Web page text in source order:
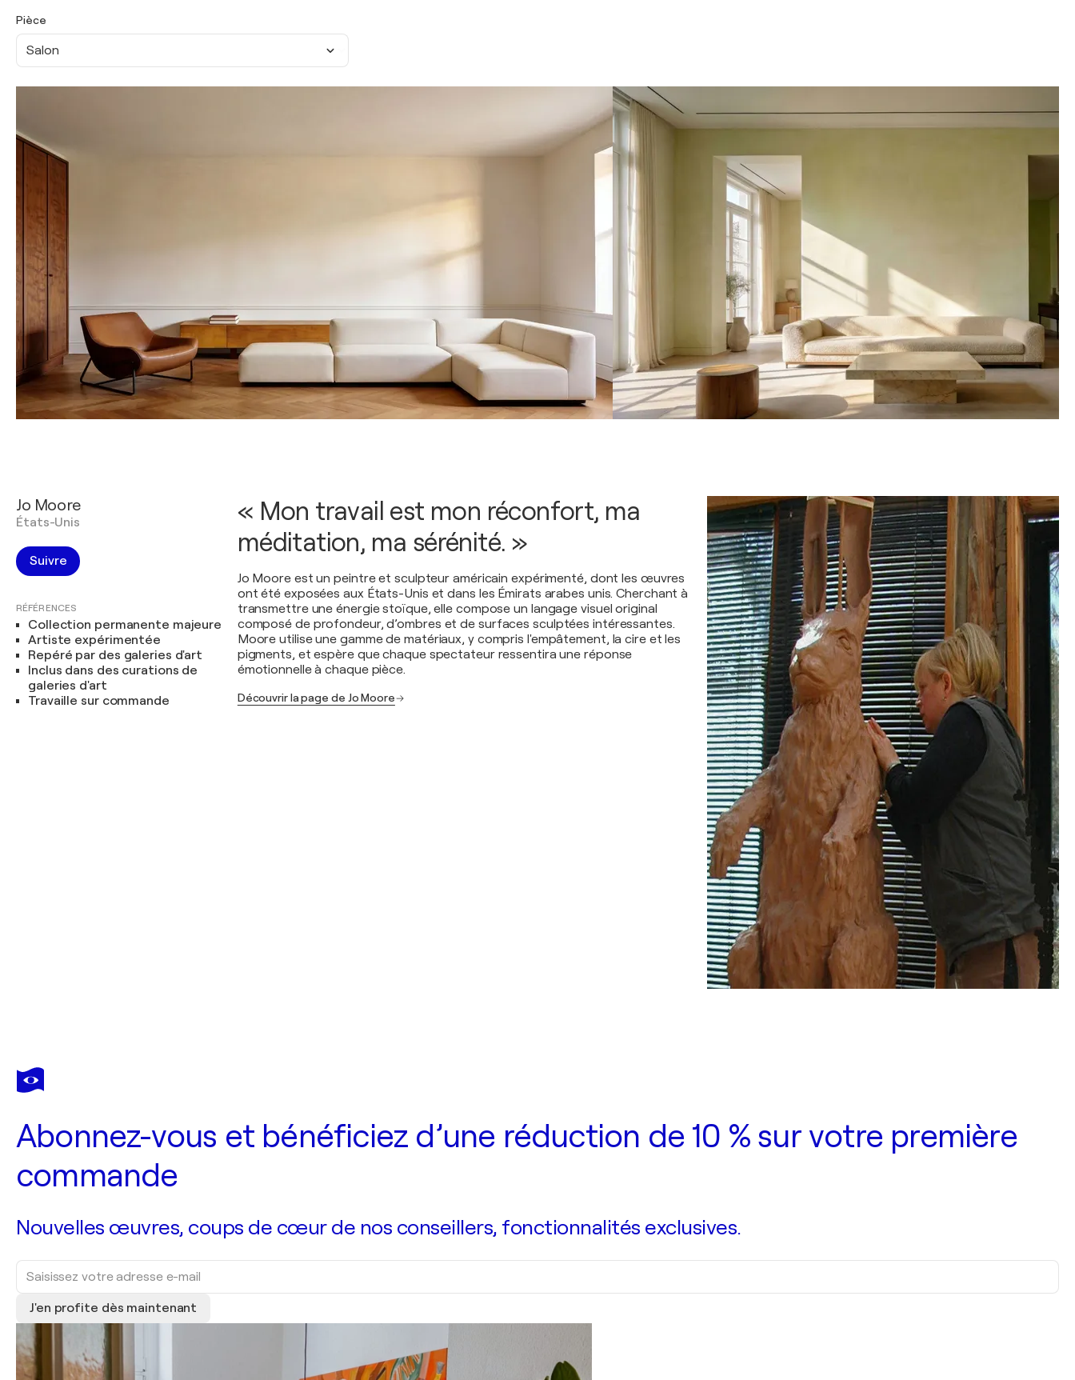
Pièce
Salon
Jo Moore
États-Unis
Suivre
RÉFÉRENCES
Collection permanente majeure
Artiste expérimentée
Repéré par des galeries d'art
Inclus dans des curations de
galeries d'art
Travaille sur commande
« Mon travail est mon réconfort, ma
méditation, ma sérénité. »
Jo Moore est un peintre et sculpteur américain expérimenté, dont les œuvres
ont été exposées aux États-Unis et dans les Émirats arabes unis. Cherchant à
transmettre une énergie stoïque, elle compose un langage visuel original
composé de profondeur, d’ombres et de surfaces sculptées intéressantes.
Moore utilise une gamme de matériaux, y compris l'empâtement, la cire et les
pigments, et espère que chaque spectateur ressentira une réponse
émotionnelle à chaque pièce.
Découvrir la page de Jo Moore
Abonnez-vous et bénéficiez d’une réduction de 10 % sur votre première
commande
Nouvelles œuvres, coups de cœur de nos conseillers, fonctionnalités exclusives.
J'en profite dès maintenant